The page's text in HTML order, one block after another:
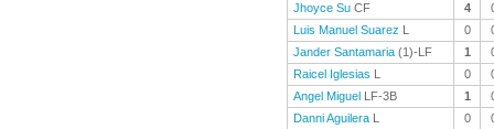
Jhoyce Su CF 4
Luis Manuel Suarez L 0
Jander Santamaria (1)-LF 1
Raicel Iglesias L 0
Angel Miguel LF-3B 1
Danni Aguilera L 0